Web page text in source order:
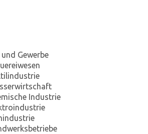
Gewerbe
Industrie